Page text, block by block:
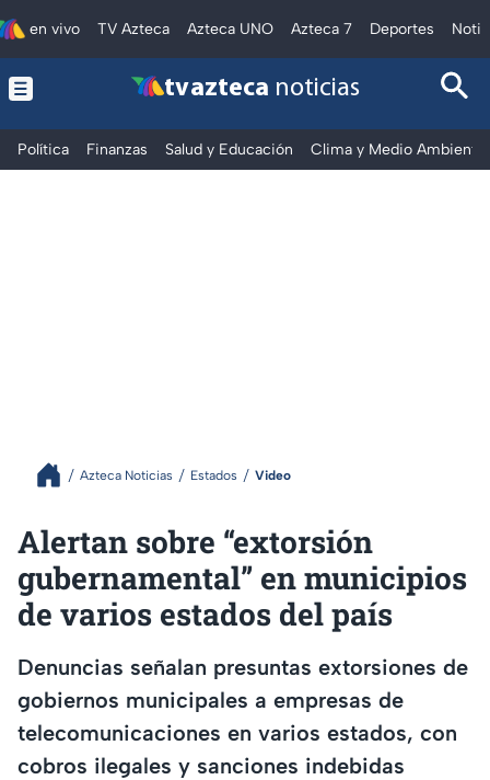
en vivo TV Azteca Azteca UNO Azteca 7 Deportes
tv azteca noticias
Política Finanzas Salud y Educación Clima y Medio Ambiente
Azteca Noticias Estados Video
Alertan sobre “extorsión
gubernamental” en municipios
de varios estados del país
Denuncias señalan presuntas extorsiones de
gobiernos municipales a empresas de
telecomunicaciones en varios estados, con
cobros ilegales y sanciones indebidas